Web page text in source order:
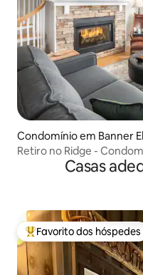
Condomínio em Banner
Retiro no Ridge -
Casas
Favoritos dos hóspedes
Favorito dos hóspedes